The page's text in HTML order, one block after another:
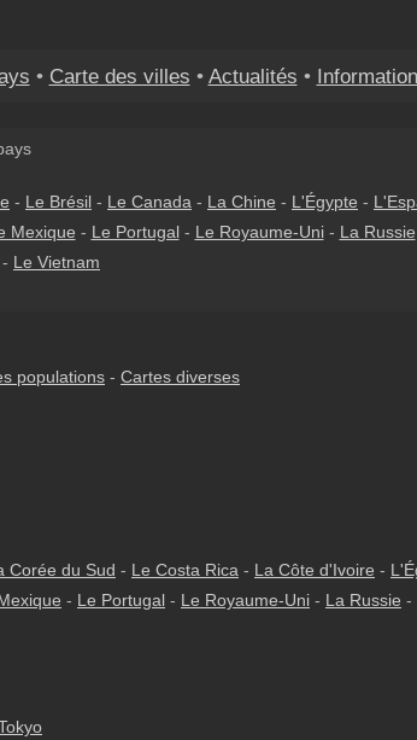
• Carte des villes • Actualités •
- Le Brésil - Le Canada - La Chine - L'Égypte -
Mexique - Le Portugal- Le Royaume-Uni- La Russie
- Le Vietnam
populations - Cartes diverses
Corée du Sud - Le Costa Rica - La Côte d'Ivoire -
- Le Portugal - Le Royaume-Uni - La Russie -